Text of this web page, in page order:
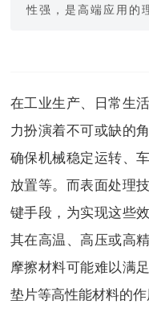
性强，是高端应用的
在工业生产、日常生
力扮演着不可或缺的
确保机械稳定运转、
放置等。而表面处理
键手段，为实现这些
其在高温、高压或高
摩擦材料可能难以满
垫片等高性能材料的作